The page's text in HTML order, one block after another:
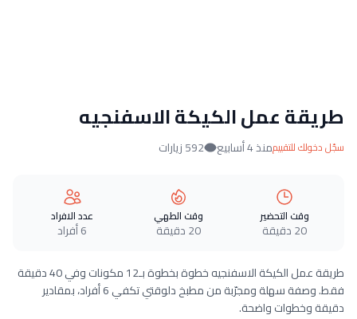
طريقة عمل الكيكة الاسفنجيه
سجّل دخولك للتقييممنذ 4 أسابيع 592 زيارات
وقت التحضير
20 دقيقة
وقت الطهي
20 دقيقة
عدد الافراد
6 أفراد
طريقة عمل الكيكة الاسفنجيه خطوة بخطوة بـ12 مكونات وفي 40 دقيقة
فقط. وصفة سهلة ومجرّبة من مطبخ دلوقتي تكفي 6 أفراد، بمقادير
دقيقة وخطوات واضحة.